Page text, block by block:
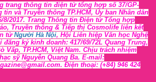
trang thông tin điện tử tổng hợp số 37/GP-
tin và Truyền thông TP.HCM, Ủy ban Nhân dân
8/2017. Trang Thông tin Điện tử Tổng hợp
Truyền thông & Tiếp thị Cosmolife liên kết
tử Người Hà Nội, Hội Liên hiệp Văn học Nghệ
đăng ký kinh doanh: 417/69/72L Quang Trung,
Vấp, TP.HCM, Việt Nam. Chịu trách nhiệm
sỹ Nguyễn Quang Ba. E-mail:
Điện thoại: (+84) 946 424